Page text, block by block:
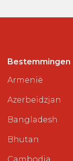
Bestemmingen
Armenië
Azerbeidzjan
Bangladesh
Bhutan